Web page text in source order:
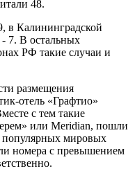
48.
в Калининградской
- 7. В остальных
РФ такие случаи и
размещения
отель «Графтио»
с тем такие
или Meridian, пошли
популярных мировых
номера с превышением